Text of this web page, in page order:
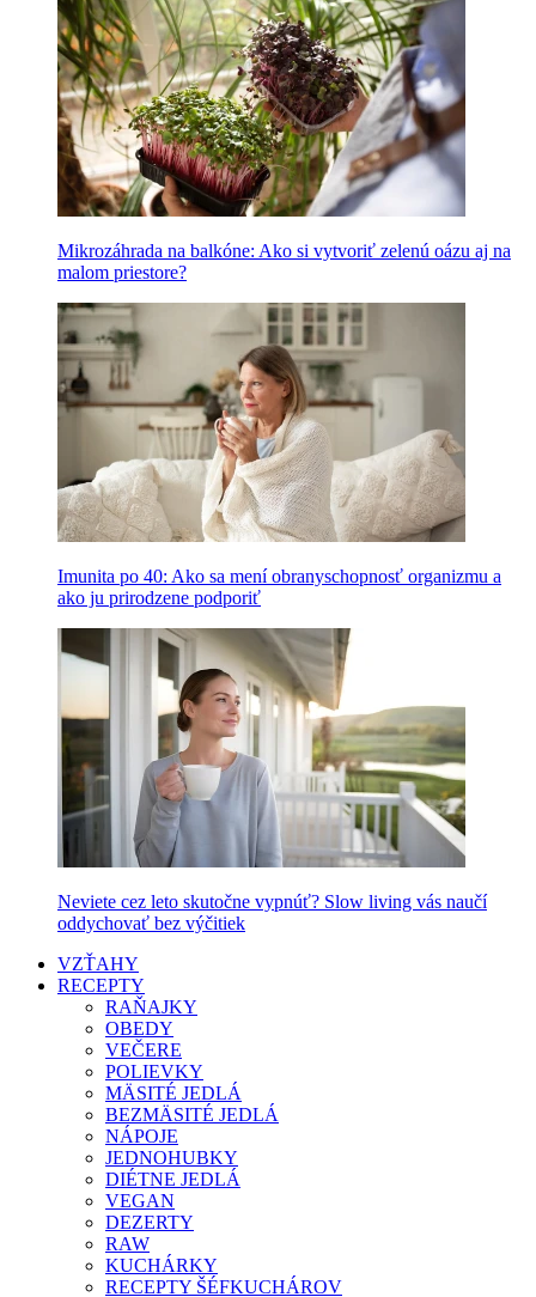
Mikrozáhrada na balkóne: Ako si vytvoriť zelenú oázu aj na
malom priestore?
Imunita po 40: Ako sa mení obranyschopnosť organizmu a
ako ju prirodzene podporiť
Neviete cez leto skutočne vypnúť? Slow living vás naučí
oddychovať bez výčitiek
VZŤAHY
RECEPTY
RAŇAJKY
OBEDY
VEČERE
POLIEVKY
MÄSITÉ JEDLÁ
BEZMÄSITÉ JEDLÁ
NÁPOJE
JEDNOHUBKY
DIÉTNE JEDLÁ
VEGAN
DEZERTY
RAW
KUCHÁRKY
RECEPTY ŠÉFKUCHÁROV